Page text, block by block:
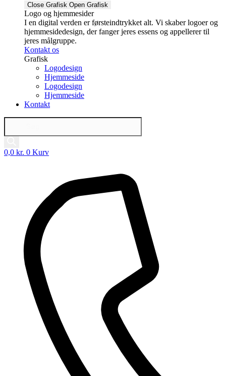
Close Grafisk Open Grafisk
Logo og hjemmesider
I en digital verden er førsteindtrykket alt. Vi skaber logoer og
hjemmesidedesign, der fanger jeres essens og appellerer til
jeres målgruppe.
Kontakt os
Grafisk
Logodesign
Hjemmeside
Logodesign
Hjemmeside
Kontakt
Products
0,0 kr. 0 Kurv